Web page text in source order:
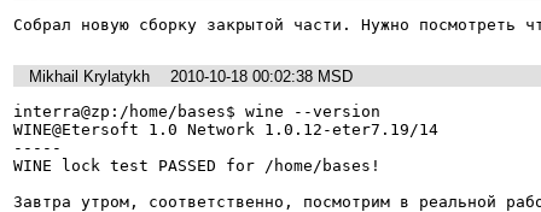
Собрал новую сборку закрытой части. Нужно
Mikhail Krylatykh
2010-10-18 00:02:38 MSD
interra@zp:/home/bases$ wine --version
WINE@Etersoft 1.0 Network 1.0.12-eter7.19/14
-----
WINE lock test PASSED for /home/bases!
Завтра утром, соответственно, посмотрим в реальной